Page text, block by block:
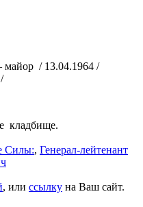
майор / 13.04.1964 /
кладбище.
Силы:, Генерал-лейтенант
, или ссылку на Ваш сайт.